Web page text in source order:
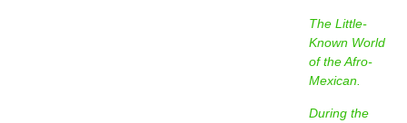
The Little-
Known World
of the Afro-
Mexican.
During the